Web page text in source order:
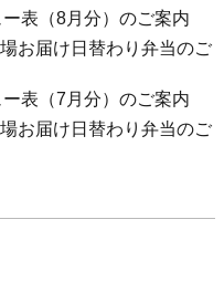
表（8月分）のご案内
お届け日替わり弁当のご
表（7月分）のご案内
お届け日替わり弁当のご